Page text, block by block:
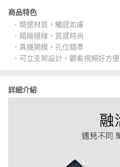
商品特色
．精選材質，觸感如膚
．精緻縫線，質感時尚
．真機開模，孔位精準
．可立支架設計，觀看視頻好方便
詳細介紹